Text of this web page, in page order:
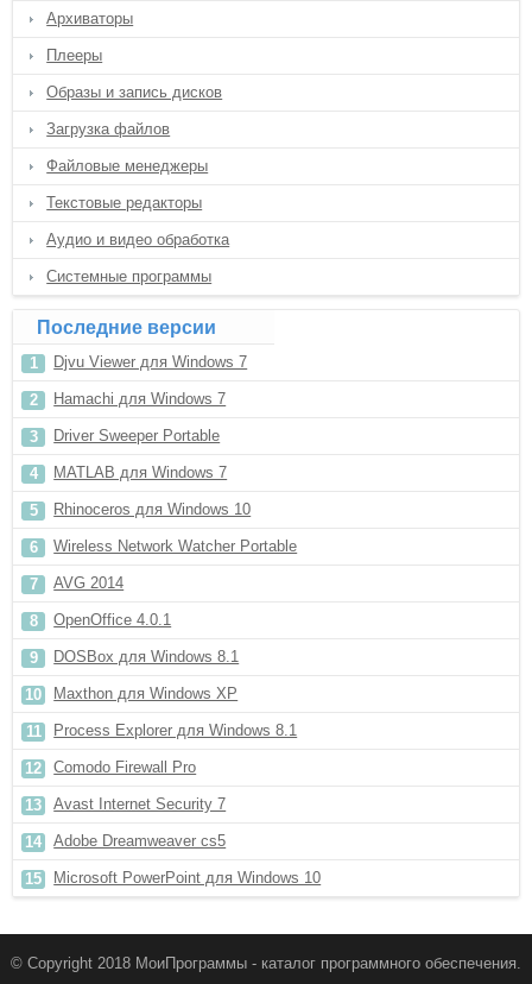
Архиваторы
Плееры
Образы и запись дисков
Загрузка файлов
Файловые менеджеры
Текстовые редакторы
Аудио и видео обработка
Системные программы
Последние версии
Djvu Viewer для Windows 7
Hamachi для Windows 7
Driver Sweeper Portable
MATLAB для Windows 7
Rhinoceros для Windows 10
Wireless Network Watcher Portable
AVG 2014
OpenOffice 4.0.1
DOSBox для Windows 8.1
Maxthon для Windows XP
Process Explorer для Windows 8.1
Comodo Firewall Pro
Avast Internet Security 7
Adobe Dreamweaver cs5
Microsoft PowerPoint для Windows 10
© Copyright 2018 МоиПрограммы - каталог программного обеспечения.